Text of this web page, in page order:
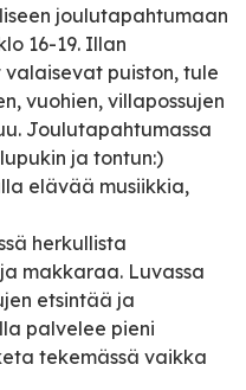
joulutapahtumaan
16-19. Illan
puiston, tule
vuohien, villapossujen
Joulutapahtumassa
ja tontun:)
elävää musiikkia,
herkullista
makkaraa. Luvassa
etsintää ja
palvelee pieni
tekemässä vaikka